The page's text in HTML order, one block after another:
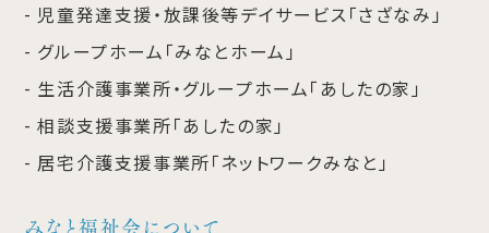
児童発達支援・放課後等デイサービス「さざなみ」
グループホーム「みなとホーム」
生活介護事業所・グループホーム「あしたの家」
相談支援事業所「あしたの家」
居宅介護支援事業所「ネットワークみなと」